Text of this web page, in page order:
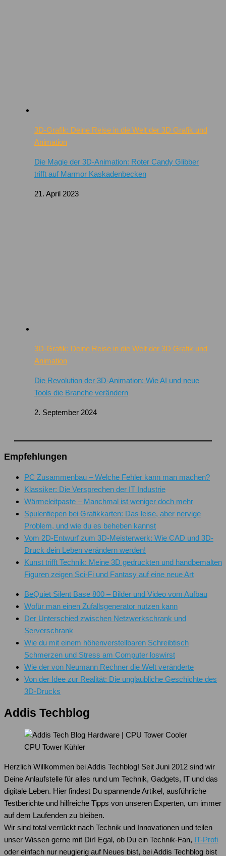
3D-Grafik: Deine Reise in die Welt der 3D Grafik und
Animation
Die Magie der 3D-Animation: Roter Candy Glibber
trifft auf Marmor Kaskadenbecken
21. April 2023
3D-Grafik: Deine Reise in die Welt der 3D Grafik und
Animation
Die Revolution der 3D-Animation: Wie AI und neue
Tools die Branche verändern
2. September 2024
Empfehlungen
PC Zusammenbau – Welche Fehler kann man machen?
Klassiker: Die Versprechen der IT Industrie
Wärmeleitpaste – Manchmal ist weniger doch mehr
Spulenfiepen bei Grafikkarten: Das leise, aber nervige
Problem, und wie du es beheben kannst
Vom 2D-Entwurf zum 3D-Meisterwerk: Wie CAD und 3D-
Druck dein Leben verändern werden!
Kunst trifft Technik: Meine 3D gedruckten und handbemalten
Figuren zeigen Sci-Fi und Fantasy auf eine neue Art
BeQuiet Silent Base 800 – Bilder und Video vom Aufbau
Wofür man einen Zufallsgenerator nutzen kann
Der Unterschied zwischen Netzwerkschrank und
Serverschrank
Wie du mit einem höhenverstellbaren Schreibtisch
Schmerzen und Stress am Computer loswirst
Wie der von Neumann Rechner die Welt veränderte
Von der Idee zur Realität: Die unglaubliche Geschichte des
3D-Drucks
Addis Techblog
CPU Tower Kühler
Herzlich Willkommen bei Addis Techblog! Seit Juni 2012 sind wir
Deine Anlaufstelle für alles rund um Technik, Gadgets, IT und das
digitale Leben. Hier findest Du spannende Artikel, ausführliche
Testberichte und hilfreiche Tipps von unseren Experten, um immer
auf dem Laufenden zu bleiben.
Wir sind total verrückt nach Technik und Innovationen und teilen
unser Wissen gerne mit Dir! Egal, ob Du ein Technik-Fan, IT-Profi
oder einfach nur neugierig auf Neues bist, bei Addis Techblog bist